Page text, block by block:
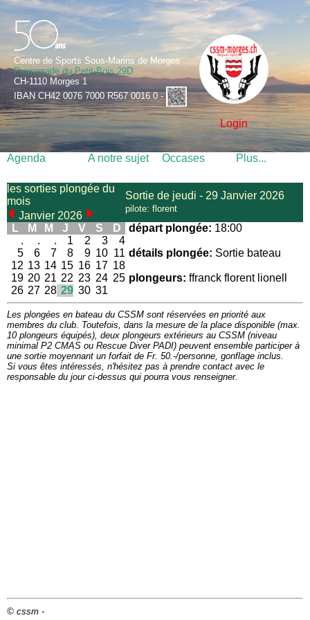
Centre de Sports Sous-Marins de Morges
Promenade du Petit-Bois 29D
CH-1110 Morges 1
IBAN CH42 0076 7000 R567 0016 0 -
Login
Agenda A notre sujet Occases Plus...
les sorties plongée du
mois
Janvier 2026
Sortie de jeudi - 29 Janvier 2026
pilote: florent
L M M J V S
D
.
. . 1 2 3
4
5
6 7 8 9 10 11
12 13 14 15 16 17 18
19 20 21 22 23 24 25
26 27 28 29 30 31
départ plongée: 18:00
détails plongée: Sortie bateau
plongeurs: ffranck florent lionell
Les plongées en bateau du CSSM sont réservées en priorité aux
membres du club. Toutefois, dans la mesure de la place disponible (max.
10 plongeurs équipés), deux plongeurs extérieurs au CSSM (niveau
minimal P2 CMAS ou Rescue Diver PADI) peuvent ensemble participer à
une sortie moyennant un forfait de Fr. 50.-/personne, gonflage inclus.
Si vous êtes intéressés, n'hésitez pas à prendre contact avec le
responsable du jour ci-dessus qui pourra vous renseigner.
© cssm -